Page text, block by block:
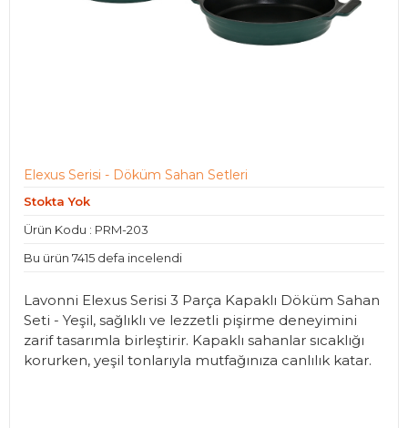
Elexus Serisi - Döküm Sahan Setleri
Stokta Yok
Ürün Kodu : PRM-203
Bu ürün 7415 defa incelendi
Lavonni Elexus Serisi 3 Parça Kapaklı Döküm Sahan
Seti - Yeşil, sağlıklı ve lezzetli pişirme deneyimini
zarif tasarımla birleştirir. Kapaklı sahanlar sıcaklığı
korurken, yeşil tonlarıyla mutfağınıza canlılık katar.